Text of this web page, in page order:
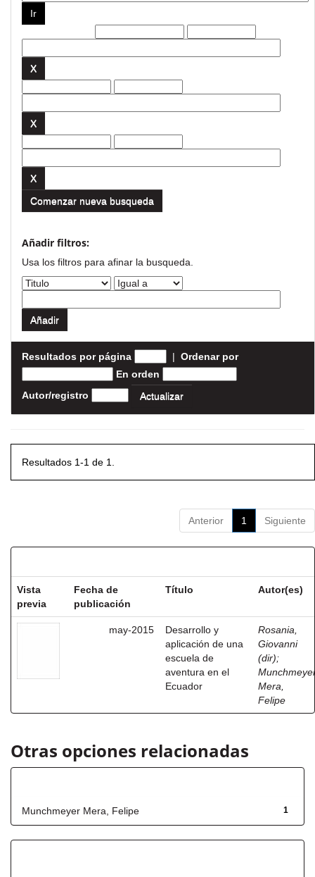
Comenzar nueva busqueda
Añadir filtros:
Usa los filtros para afinar la busqueda.
Resultados por página | Ordenar por
En orden
Autor/registro
Resultados 1-1 de 1.
Anterior 1 Siguiente
Vista
previa
Fecha de
publicación
Título Autor(es)
may-2015
Desarrollo y
aplicación de una
escuela de
aventura en el
Ecuador
Rosania,
Giovanni
(dir);
Mera,
Felipe
Otras opciones relacionadas
1
Munchmeyer Mera, Felipe